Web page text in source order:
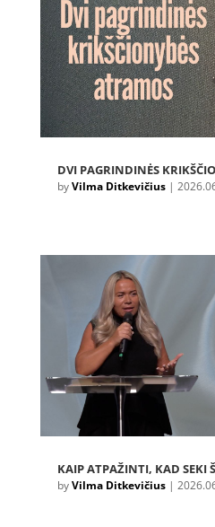
DVI PAGRINDINĖS
byVilma Ditkevičius|
KAIP ATPAŽINTI, KAD SEKI
byVilma Ditkevičius|